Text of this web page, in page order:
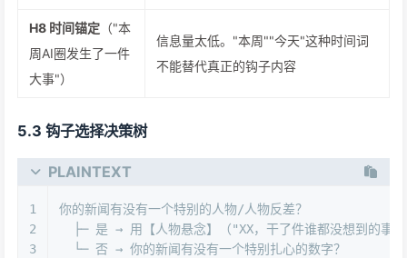
H8 时间锚定 （"本
周AI圈发生了一件
大事"）
信息量太低。"本周""今天"这种时间词
不能替代真正的钩子内容
5.3 钩子选择决策树
PLAINTEXT
1
2
3
你的新闻有没有一个特别的人物/人物反差？
├─ 是 → 用【人物悬念】（"XX，干了件谁都没想到的事"
  └─ 否 → 你的新闻有没有一个特别扎心的数字？